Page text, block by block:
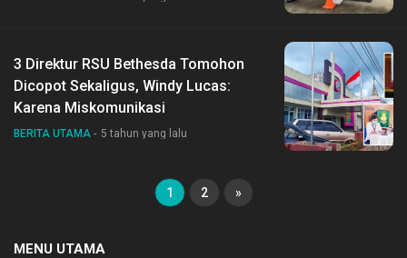
3 Direktur RSU Bethesda Tomohon
Dicopot Sekaligus, Windy Lucas:
Karena Miskomunikasi
BERITA UTAMA 5 tahun yang lalu
1 2 »
MENU UTAMA